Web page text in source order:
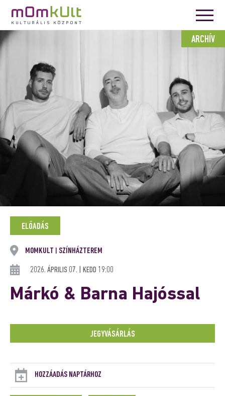
ARCHÍV
ELŐADÁS
MOMKULT SZÍNHÁZTEREM
2026. ÁPRILIS 07. | KEDD 19:00
Márkó & Barna Hajóssal
JEGYVÁSÁRLÁS
HOZZÁADÁS NAPTÁRHOZ